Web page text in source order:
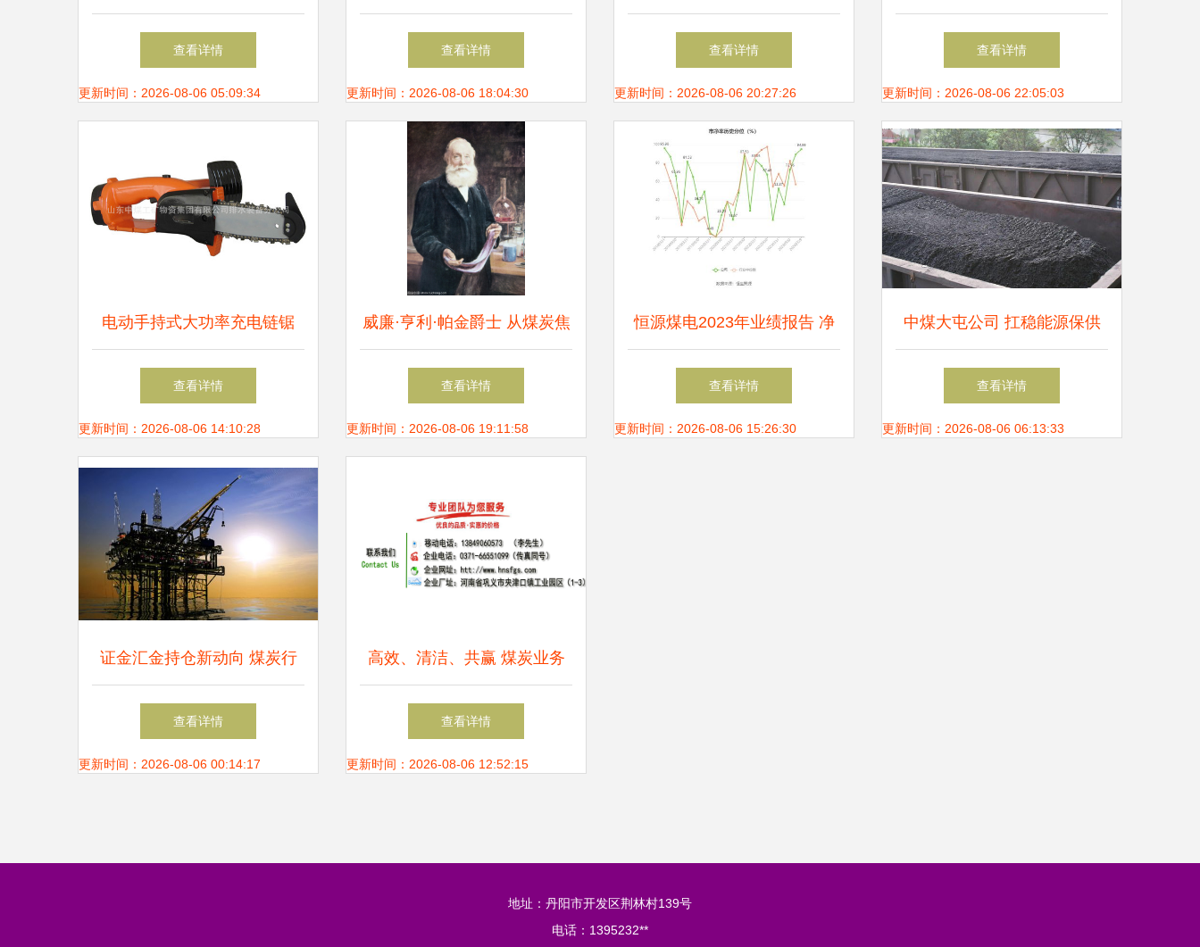
核心设备解析
查看详情
更新时间：2026-08-06 05:09:34
产资源到慧聪网采购指南
查看详情
更新时间：2026-08-06 18:04:30
龙桥燃料公司煤炭实景展示
查看详情
更新时间：2026-08-06 20:27:26
罐食品厂直销探秘 煤炭行业
的工业协同效应
查看详情
更新时间：2026-08-06 22:05:03
电动手持式大功率充电链锯
便携与动力的完美结合——山
东中煤工矿物资集团排水装备
分公司新品解析
查看详情
更新时间：2026-08-06 14:10:28
威廉·亨利·帕金爵士 从煤炭焦
油中诞生的现代有机化学工业
查看详情
更新时间：2026-08-06 19:11:58
恒源煤电2023年业绩报告 净
利润同比下滑19.43%，拟实
施10派8.5元分红方案
查看详情
更新时间：2026-08-06 15:26:30
中煤大屯公司 扛稳能源保供
使命，传递温暖促进民族团结
查看详情
更新时间：2026-08-06 06:13:33
证金汇金持仓新动向 煤炭行
业低估值绩优股名单出炉
查看详情
更新时间：2026-08-06 00:14:17
高效、清洁、共赢 煤炭业务
合作与联系指南
查看详情
更新时间：2026-08-06 12:52:15
地址：丹阳市开发区荆林村139号
电话：1395232**